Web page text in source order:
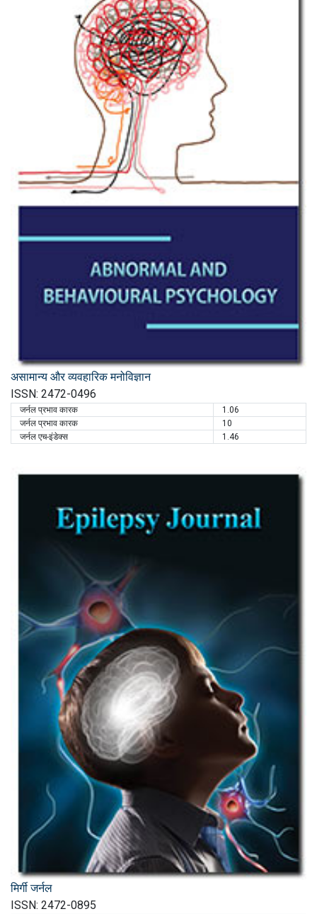
असामान्य और व्यवहारिक मनोविज्ञान
ISSN: 2472-0496
जर्नल प्रभाव कारक
1.06
जर्नल प्रभाव कारक
10
जर्नल एच-इंडेक्स
1.46
मिर्गी जर्नल
ISSN: 2472-0895